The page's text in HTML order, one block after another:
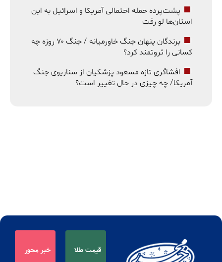
پشت‌پرده حمله احتمالی آمریکا و اسرائیل به این
استان‌ها لو رفت
برندگان پنهان جنگ خاورمیانه / جنگ ۷۰ روزه چه
کسانی را ثروتمند کرد؟
افشاگری تازه مسعود پزشکیان از سناریوی جنگ
آمریکا/ چه چیزی در حال تغییر است؟
قیمت طلا خبر محور